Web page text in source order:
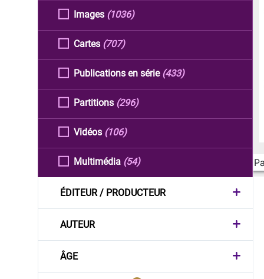
Images (1036)
Cartes (707)
Publications en série (433)
Partitions (296)
Vidéos (106)
Multimédia (54)
ÉDITEUR / PRODUCTEUR
AUTEUR
ÂGE